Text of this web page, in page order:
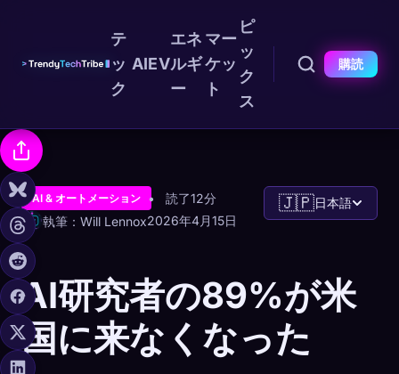
テ
ッ
ク
AIEV
エネ
ルギ
ー
マー
ケッ
ト
ピ
ッ
ク
ス
購読
AI & オートメーション
読了12分
執筆：Will Lennox2026年4月15日
🇯🇵日本語
AI研究者の89%が米
国に来なくなった